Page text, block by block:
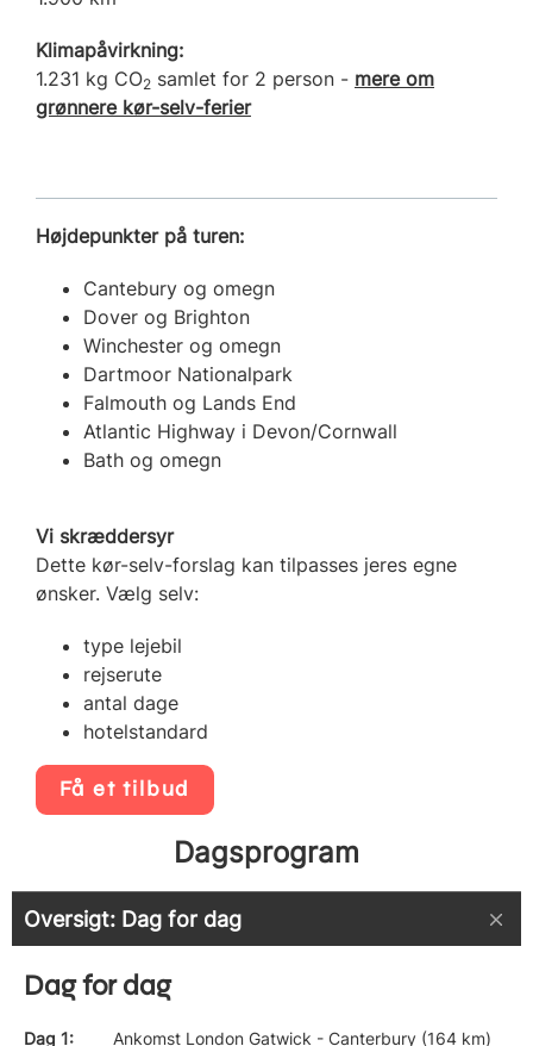
Klimapåvirkning:
1.231 kg CO2 samlet for 2 person - mere om
grønnere kør-selv-ferier
Højdepunkter på turen:
Cantebury og omegn
Dover og Brighton
Winchester og omegn
Dartmoor Nationalpark
Falmouth og Lands End
Atlantic Highway i Devon/Cornwall
Bath og omegn
Vi skræddersyr
Dette kør-selv-forslag kan tilpasses jeres egne
ønsker. Vælg selv:
type lejebil
rejserute
antal dage
hotelstandard
Få et tilbud
Dagsprogram
Oversigt: Dag for dag
Dag for dag
Dag 1 Ankomst London Gatwick - Canterbury (164 km)